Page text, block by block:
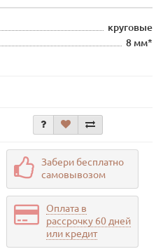
круговые
8 мм*
Забери бесплатно
самовывозом
Оплата в
рассрочку 60 дней
или кредит